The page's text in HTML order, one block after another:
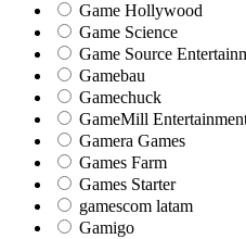
Game Hollywood
Game Science
Game Source
Gamebau
Gamechuck
GameMill
Gamera Games
Games Farm
Games Starter
gamescom latam
Gamigo